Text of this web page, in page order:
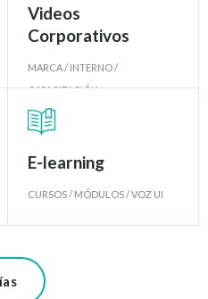
Videos
Corporativos
MARCA / INTERNO /
CAPACITACIÓN
E-learning
CURSOS / MÓDULOS / VOZ UI